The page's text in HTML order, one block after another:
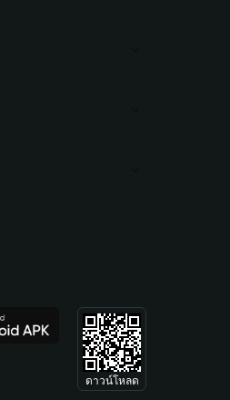
ดาวน์โหลด